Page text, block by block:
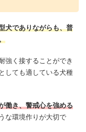
犬でありながらも、普
強く接することができ
しても適している犬種
働き、警戒心を強める
な環境作りが大切で